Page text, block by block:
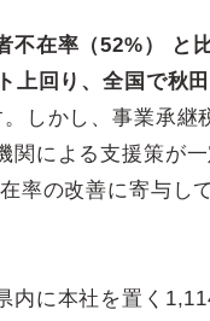
不在率（52%） と
上回り、全国で秋
。しかし、事業承継
関による支援策が
率の改善に寄与し
内に本社を置く